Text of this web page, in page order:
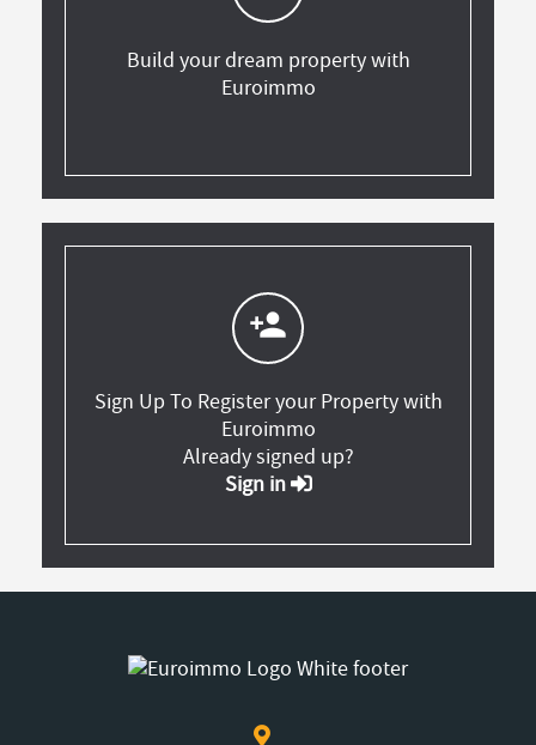
Build your dream property with
Euroimmo
person_add
Sign Up To Register your Property with
Euroimmo
Already signed up?
Sign in